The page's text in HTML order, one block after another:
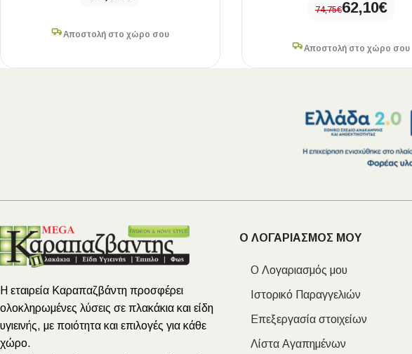
Αποστολή στο χώρο σου
74,75€62,10€
Αποστολή στο χώρο σου
Η εταιρεία Καραπαζβάντη προσφέρει
ολοκληρωμένες λύσεις σε πλακάκια και είδη
υγιεινής, με ποιότητα και επιλογές για κάθε
χώρο.
Ο ΛΟΓΑΡΙΑΣΜΟΣ ΜΟΥ
Ο Λογαριασμός μου
Ιστορικό Παραγγελιών
Επεξεργασία στοιχείων
Λίστα Αγαπημένων